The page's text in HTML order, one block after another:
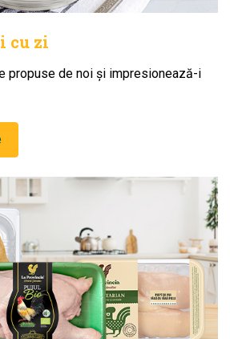
cu zi
propuse de noi și impresionează-i